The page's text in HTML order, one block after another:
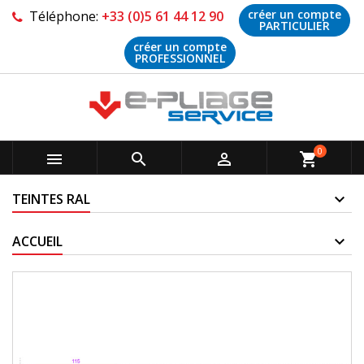
Téléphone: +33 (0)5 61 44 12 90 créer un compte
PARTICULIER
créer un compte
PROFESSIONNEL
   shopping_cart0
TEINTES RAL
ACCUEIL